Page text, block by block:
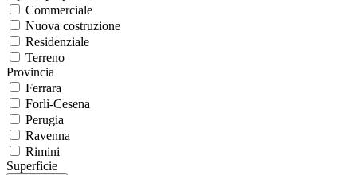
Commerciale
Nuova costruzione
Residenziale
Terreno
Provincia
Ferrara
Forlì-Cesena
Perugia
Ravenna
Rimini
Superficie